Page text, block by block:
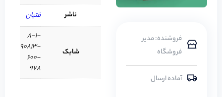
فروشنده: مدیر
فروشگاه
آماده ارسال
ناشر
فتیان
شابک
8-1-
90813-
600-
978